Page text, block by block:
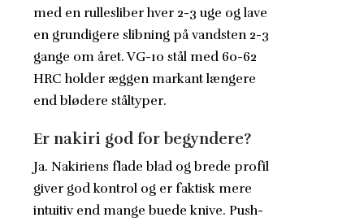
med en rullesliber hver 2-3 uge og lave
en grundigere slibning på vandsten 2-3
gange om året. VG-10 stål med 60-62
HRC holder æggen markant længere
end blødere ståltyper.
Er nakiri god for begyndere?
Ja. Nakiriens flade blad og brede profil
giver god kontrol og er faktisk mere
intuitiv end mange buede knive. Push-